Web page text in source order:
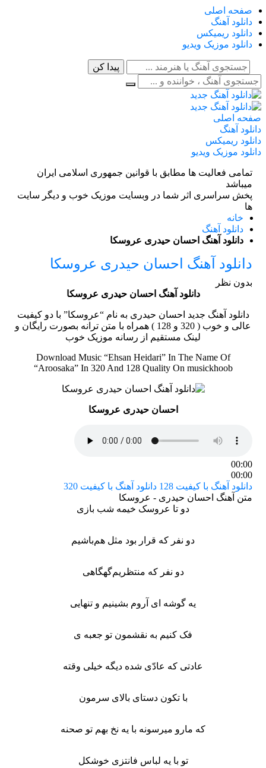
صفحه اصلی
دانلود آهنگ
دانلود ریمیکس
دانلود موزیک ویدیو
صفحه اصلی
دانلود آهنگ
دانلود ریمیکس
دانلود موزیک ویدیو
تمامی فعالیت ها مطابق با قوانین جمهوری اسلامی ایران
میباشد
پخش سراسری اثر شما در وبسایت موزیک خوب و دیگر سایت
ها
خانه
دانلود آهنگ
دانلود آهنگ احسان حیدری عروسکا
دانلود آهنگ احسان حیدری عروسکا
بدون نظر
دانلود آهنگ احسان حیدری عروسکا
دانلود آهنگ جدید احسان حیدری به نام “عروسکا” با دو کیفیت
عالی و خوب ( 320 و 128 ) همراه با متن ترانه بصورت رایگان و
لینک مستقیم از رسانه موزیک خوب
Download Music “Ehsan Heidari” In The Name Of
“Aroosaka” In 320 And 128 Quality On musickhoob
احسان حیدری عروسکا
00:00
00:00
دانلود آهنگ با کیفیت 128
دانلود آهنگ با کیفیت 320
متن آهنگ احسان حیدری - عروسکا
دو تا عروسک خیمه شب بازی
دو نفر که قرار بود مثل هم‌باشیم
دو نفر که منتظریم‌گهگاهی
یه گوشه ای آروم بشینیم و تنهایی
فک کنیم به نقشمون تو جعبه ی
عادتی که عادّی شده دیگه خیلی وقته
با تکون دستای بالای سرمون
که مارو میرسونه با یه نخ بهم تو صحنه
تو با یه لباس فانتزی خوشکل